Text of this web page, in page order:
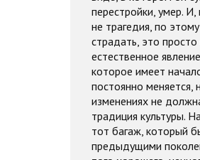
перестройки, умер.
не трагедия, по
страдать, это просто
естественное
которое имеет
постоянно меняется,
изменениях не
традиция культуры.
тот багаж, который
предыдущими